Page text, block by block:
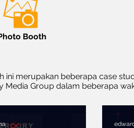
Booth
ini merupakan beberapa case
Media Group dalam beberapa